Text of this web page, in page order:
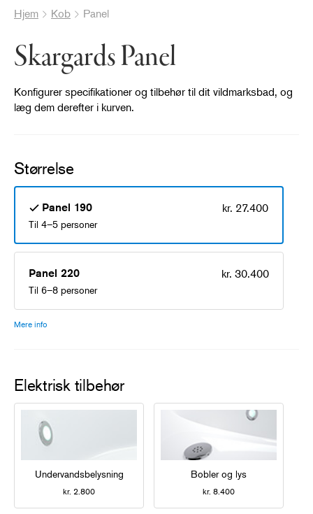
Hjem Kob Panel
Skargards Panel
Konfigurer specifikationer og tilbehør til dit vildmarksbad, og
læg dem derefter i kurven.
Størrelse
Panel 190 kr. 27.400
Til 4–5 personer
Panel 220 kr. 30.400
Til 6–8 personer
Mere info
Elektrisk tilbehør
Undervandsbelysning
kr. 2.800
Bobler og lys
kr. 8.400